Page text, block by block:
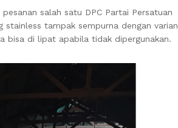
pesanan salah satu DPC Partai Persatuan
tampak sempurna dengan varian
bisa di lipat apabila tidak dipergunakan.